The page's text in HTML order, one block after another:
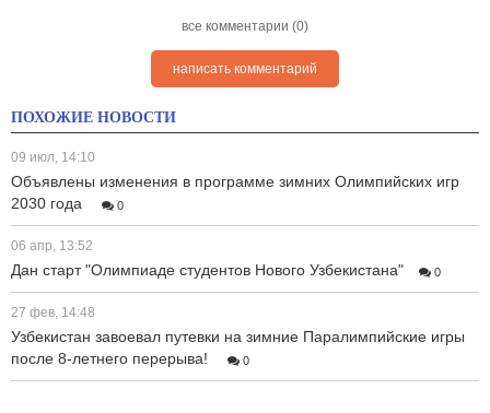
все комментарии (0)
написать комментарий
ПОХОЖИЕ НОВОСТИ
09 июл, 14:10
Объявлены изменения в программе зимних Олимпийских игр
2030 года
0
06 апр, 13:52
Дан старт "Олимпиаде студентов Нового Узбекистана" 0
27 фев, 14:48
Узбекистан завоевал путевки на зимние Паралимпийские игры
после 8-летнего перерыва!
0